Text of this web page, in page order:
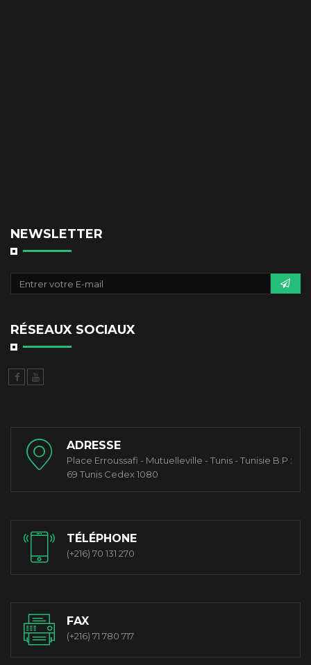
NEWSLETTER
RÉSEAUX SOCIAUX
ADRESSE
Place Erroussafi - Mutuelleville - Tunis - Tunisie B.P :
69 Tunis Cedex 1080
TÉLÉPHONE
(+216) 70 131 270
FAX
(+216) 71 780 717